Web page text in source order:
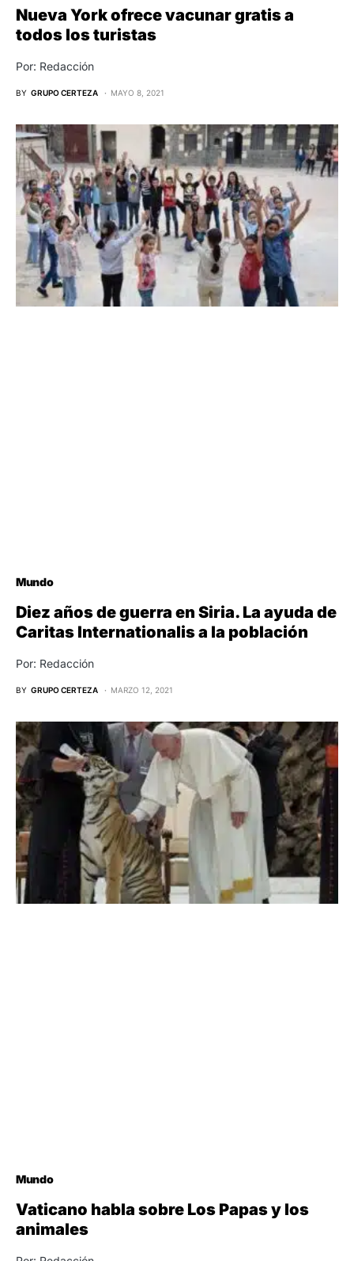
Nueva York ofrece vacunar gratis a
todos los turistas
Por: Redacción
BY GRUPO CERTEZA MAYO 8, 2021
Mundo
Diez años de guerra en Siria. La ayuda de
Caritas Internationalis a la población
Por: Redacción
BY GRUPO CERTEZA MARZO 12, 2021
Mundo
Vaticano habla sobre Los Papas y los
animales